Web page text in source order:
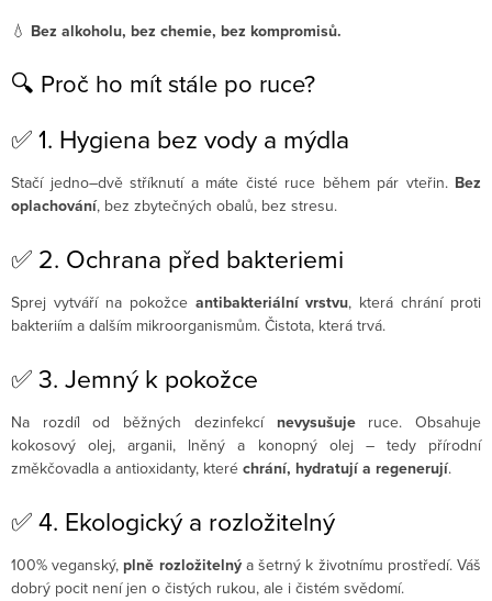
💧 Bez alkoholu, bez chemie, bez kompromisů.
🔍 Proč ho mít stále po ruce?
✅ 1. Hygiena bez vody a mýdla
Stačí jedno–dvě stříknutí a máte čisté ruce během pár vteřin. Bez
oplachování, bez zbytečných obalů, bez stresu.
✅ 2. Ochrana před bakteriemi
Sprej vytváří na pokožce antibakteriální vrstvu, která chrání proti
bakteriím a dalším mikroorganismům. Čistota, která trvá.
✅ 3. Jemný k pokožce
Na rozdíl od běžných dezinfekcí nevysušujeruce. Obsahuje
kokosový olej, arganii, lněný a konopný olej – tedy přírodní
změkčovadla a antioxidanty, které chrání, hydratují a regenerují.
✅ 4. Ekologický a rozložitelný
100% veganský, plně rozložitelnýa šetrný k životnímu prostředí. Váš
dobrý pocit není jen o čistých rukou, ale i čistém svědomí.